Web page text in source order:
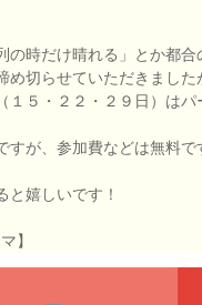
の時だけ晴れる」とか都合
め切らせていただきました
１５・２２・２９日）は
すが、参加費などは無料で
と嬉しいです！
】